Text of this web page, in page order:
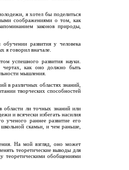
я хотел бы поделиться
соображениями о том, как
законов природы,
развития у человека
я говорил вначале.
успешного развития науки.
чертах, как оно должно быть
мышления.
в различных областях знаний,
творческих способностей
ли точных знаний или
и всячески избегать насилия
ученого раннее развитие его
скамьи, и чем раньше,
На мой взгляд, оно может
теоретические выводы для
теоретическими обобщениями